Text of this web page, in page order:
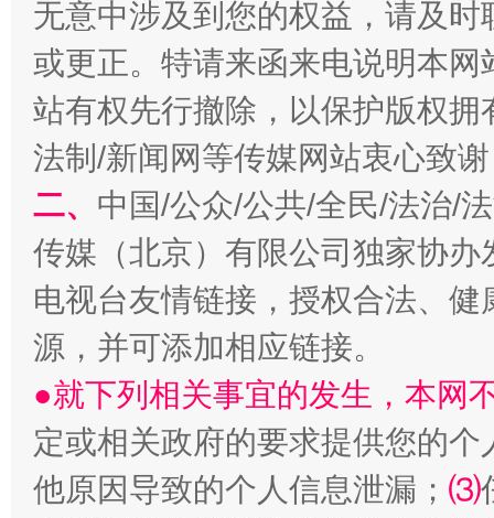
揭开“小金库”的免责幌子
受贿1.44亿！段成刚被判无期 从幼
无意中涉及到您的权益，请及
或更正。特请来函来电说明本
站有权先行撤除，以保护版权
法制/新闻网等传媒网站衷心致
二、 中国/公众/公共/全民/法治/
传媒（北京）有限公司独家协
电视台友情链接，授权合法、
源，并可添加相应链接。
●就下列相关事宜的发生，本网
定或相关政府的要求提供您的个
他原因导致的个人信息泄漏； ⑶